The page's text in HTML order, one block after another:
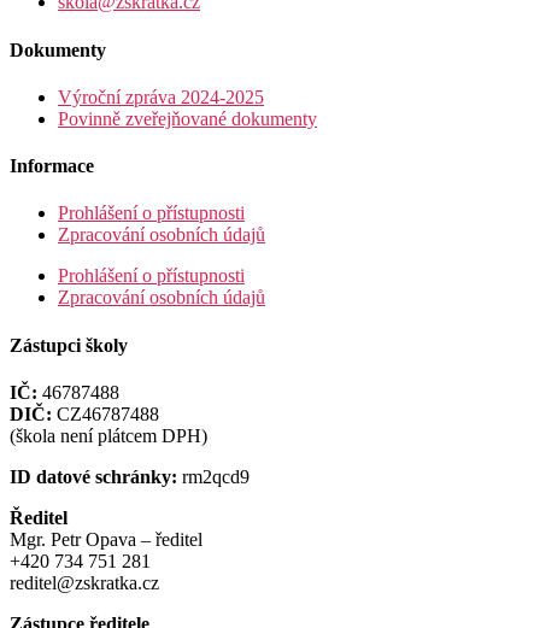
Dokumenty
Výroční zpráva 2024-2025
Povinně zveřejňované dokumenty
Informace
Prohlášení o přístupnosti
Zpracování osobních údajů
Prohlášení o přístupnosti
Zpracování osobních údajů
Zástupci školy
IČ: 46787488
DIČ: CZ46787488
(škola není plátcem DPH)
ID datové schránky: rm2qcd9
Ředitel
Mgr. Petr Opava – ředitel
+420 734 751 281
reditel@zskratka.cz
Zástupce ředitele